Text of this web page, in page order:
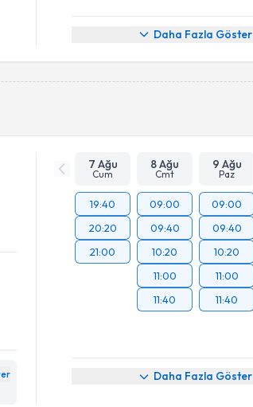
Daha Fazla Göster
7 Ağu
Cum
8 Ağu
Cmt
9 Ağu
Paz
19:40
20:20
21:00
09:00
09:40
10:20
11:00
11:40
09:00
09:40
10:20
11:00
11:40
Daha Fazla Göster